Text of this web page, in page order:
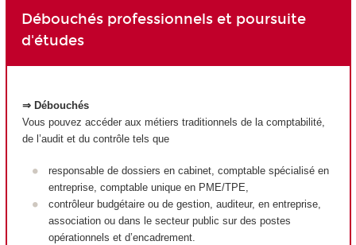
Débouchés professionnels et poursuite
d'études
⇒ Débouchés
Vous pouvez accéder aux métiers traditionnels de la comptabilité,
de l’audit et du contrôle tels que
responsable de dossiers en cabinet, comptable spécialisé en
entreprise, comptable unique en PME/TPE,
contrôleur budgétaire ou de gestion, auditeur, en entreprise,
association ou dans le secteur public sur des postes
opérationnels et d’encadrement.